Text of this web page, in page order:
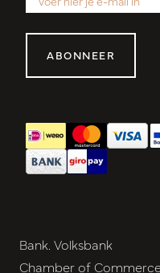
ABONNEER
Bank. Volksbank
Chamber of